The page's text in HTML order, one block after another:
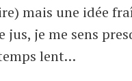
mais une idée
je me sens
lent…